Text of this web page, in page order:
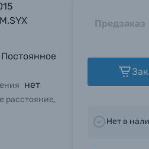
Постоянное
нет
расстояние,
Предзаказ
Нет в